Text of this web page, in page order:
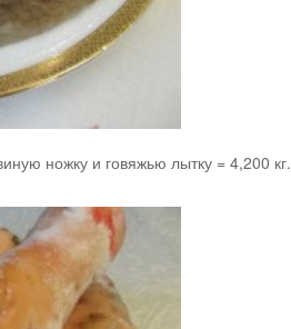
ножку и говяжью лытку = 4,200 кг.